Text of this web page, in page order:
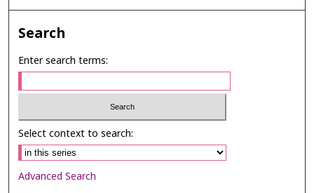
Search
Enter search terms:
Select context to search:
Advanced Search